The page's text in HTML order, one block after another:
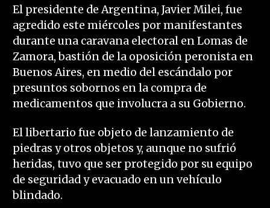
El presidente de Argentina, Javier Milei, fue
agredido este miércoles por manifestantes
durante una caravana electoral en Lomas de
Zamora, bastión de la oposición peronista en
Buenos Aires, en medio del escándalo por
presuntos sobornos en la compra de
medicamentos que involucra a su Gobierno.
El libertario fue objeto de lanzamiento de
piedras y otros objetos y, aunque no sufrió
heridas, tuvo que ser protegido por su equipo
de seguridad y evacuado en un vehículo
blindado.